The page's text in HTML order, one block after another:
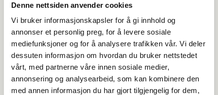
Denne nettsiden anvender cookies
Vi bruker informasjonskapsler for å gi innhold og
annonser et personlig preg, for å levere sosiale
mediefunksjoner og for å analysere trafikken vår. Vi deler
dessuten informasjon om hvordan du bruker nettstedet
vårt, med partnerne våre innen sosiale medier,
annonsering og analysearbeid, som kan kombinere den
med annen informasjon du har gjort tilgjengelig for dem,
Italiensk kvalitetsdesign
For innbyggingssystem
Tilgjengelig i 8 spennende overflatefarger
Ditt postnummer